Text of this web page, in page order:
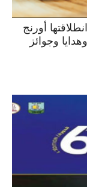
سنوات على انطلاقتها أورنج
وجوائز